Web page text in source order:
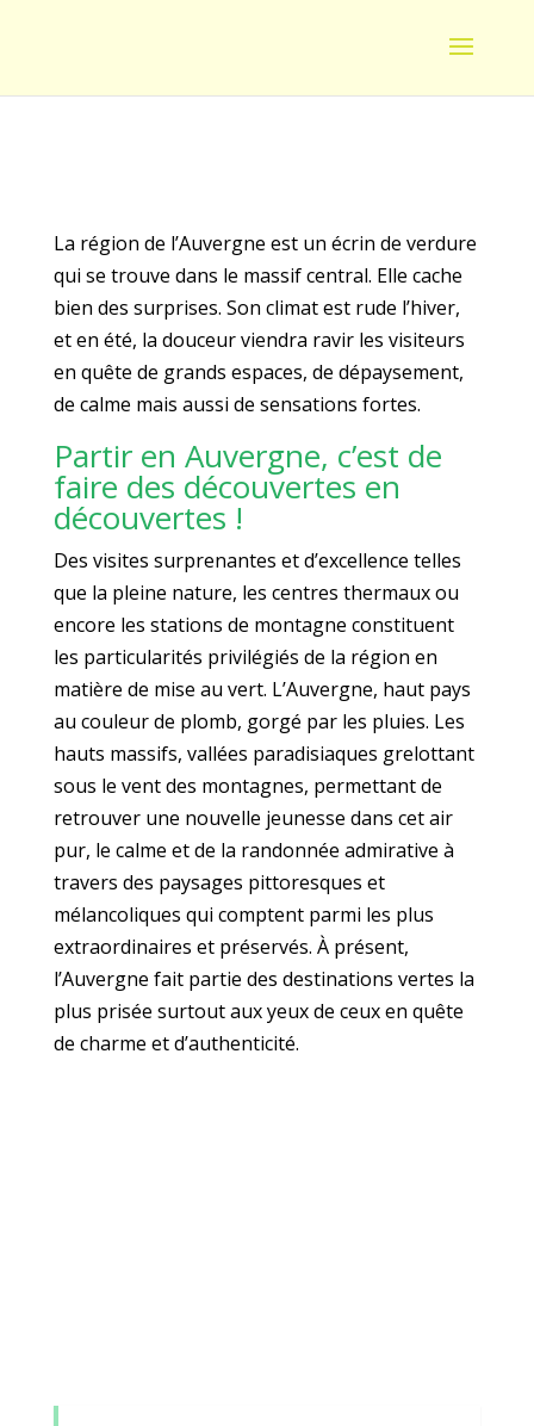
La région de l’Auvergne est un écrin de verdure
qui se trouve dans le massif central. Elle cache
bien des surprises. Son climat est rude l’hiver,
et en été, la douceur viendra ravir les visiteurs
en quête de grands espaces, de dépaysement,
de calme mais aussi de sensations fortes.
Partir en Auvergne, c’est de
faire des découvertes en
découvertes !
Des visites surprenantes et d’excellence telles
que la pleine nature, les centres thermaux ou
encore les stations de montagne constituent
les particularités privilégiés de la région en
matière de mise au vert. L’Auvergne, haut pays
au couleur de plomb, gorgé par les pluies. Les
hauts massifs, vallées paradisiaques grelottant
sous le vent des montagnes, permettant de
retrouver une nouvelle jeunesse dans cet air
pur, le calme et de la randonnée admirative à
travers des paysages pittoresques et
mélancoliques qui comptent parmi les plus
extraordinaires et préservés. À présent,
l’Auvergne fait partie des destinations vertes la
plus prisée surtout aux yeux de ceux en quête
de charme et d’authenticité.